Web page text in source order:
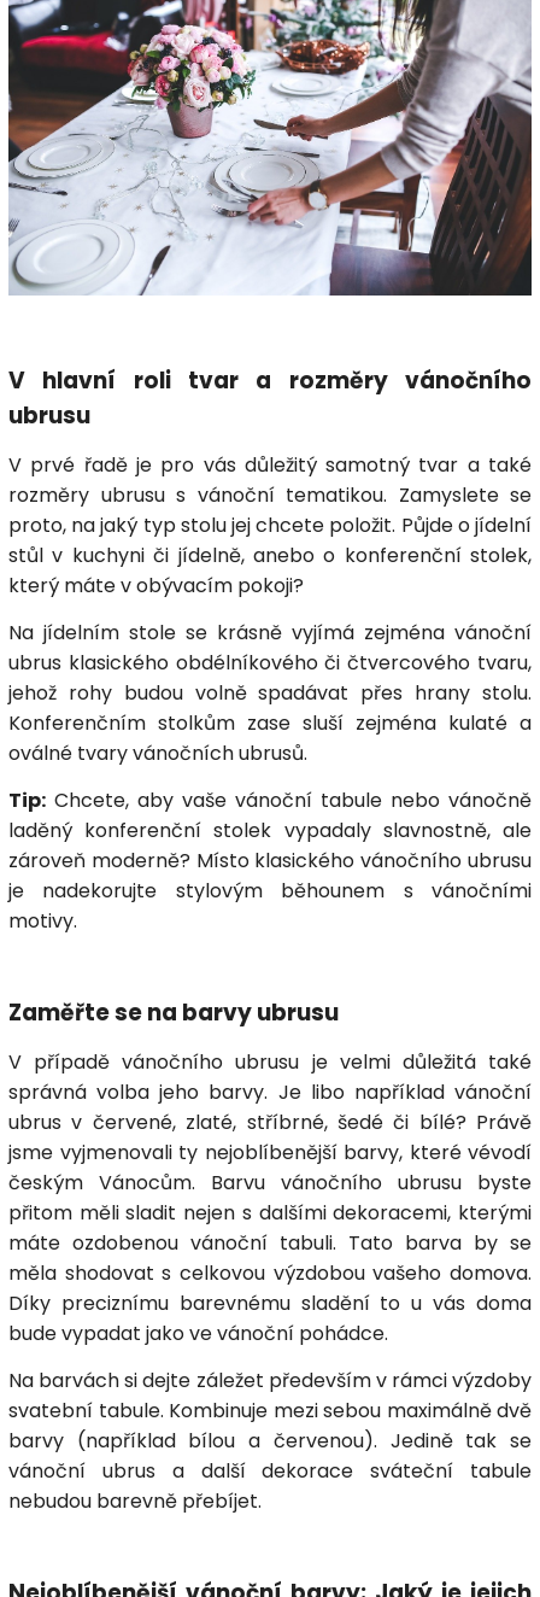
V hlavní roli tvar a rozměry vánočního
ubrusu
V prvé řadě je pro vás důležitý samotný tvar a také
rozměry ubrusu s vánoční tematikou. Zamyslete se
proto, na jaký typ stolu jej chcete položit. Půjde o jídelní
stůl v kuchyni či jídelně, anebo o konferenční stolek,
který máte v obývacím pokoji?
Na jídelním stole se krásně vyjímá zejména vánoční
ubrus klasického obdélníkového či čtvercového tvaru,
jehož rohy budou volně spadávat přes hrany stolu.
Konferenčním stolkům zase sluší zejména kulaté a
oválné tvary vánočních ubrusů.
Tip: Chcete, aby vaše vánoční tabule nebo vánočně
laděný konferenční stolek vypadaly slavnostně, ale
zároveň moderně? Místo klasického vánočního ubrusu
je nadekorujte stylovým běhounem s vánočními
motivy.
Zaměřte se na barvy ubrusu
V případě vánočního ubrusu je velmi důležitá také
správná volba jeho barvy. Je libo například vánoční
ubrus v červené, zlaté, stříbrné, šedé či bílé? Právě
jsme vyjmenovali ty nejoblíbenější barvy, které vévodí
českým Vánocům. Barvu vánočního ubrusu byste
přitom měli sladit nejen s dalšími dekoracemi, kterými
máte ozdobenou vánoční tabuli. Tato barva by se
měla shodovat s celkovou výzdobou vašeho domova.
Díky preciznímu barevnému sladění to u vás doma
bude vypadat jako ve vánoční pohádce.
Na barvách si dejte záležet především v rámci výzdoby
svatební tabule. Kombinuje mezi sebou maximálně dvě
barvy (například bílou a červenou). Jedině tak se
vánoční ubrus a další dekorace sváteční tabule
nebudou barevně přebíjet.